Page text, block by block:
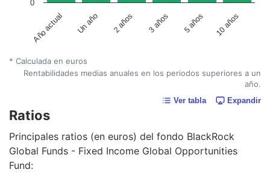
Año actual Un año 2 años 3 años 5 años 10 años
0
* Calculada en euros
Rentabilidades medias anuales en los periodos superiores a un
año.
Ver tabla Expandir
Ratios
Principales ratios (en euros) del fondo BlackRock
Global Funds - Fixed Income Global Opportunities
Fund: